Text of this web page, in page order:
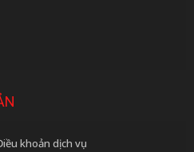
khoản dịch vụ